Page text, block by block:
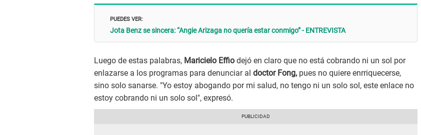
PUEDES VER:
Jota Benz se sincera: “Angie Arizaga no quería estar conmigo” - ENTREVISTA
Luego de estas palabras, Maricielo Effio dejó en claro que no está cobrando ni un sol por
enlazarse a los programas para denunciar al doctor Fong, pues no quiere enrriquecerse,
sino solo sanarse. "Yo estoy abogando por mi salud, no tengo ni un solo sol, este enlace no
estoy cobrando ni un solo sol", expresó.